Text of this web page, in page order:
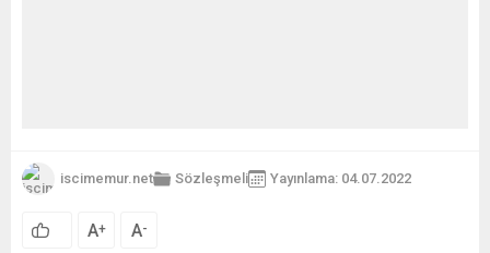
iscimemur.net Sözleşmeli Yayınlama: 04.07.2022
A+ A-